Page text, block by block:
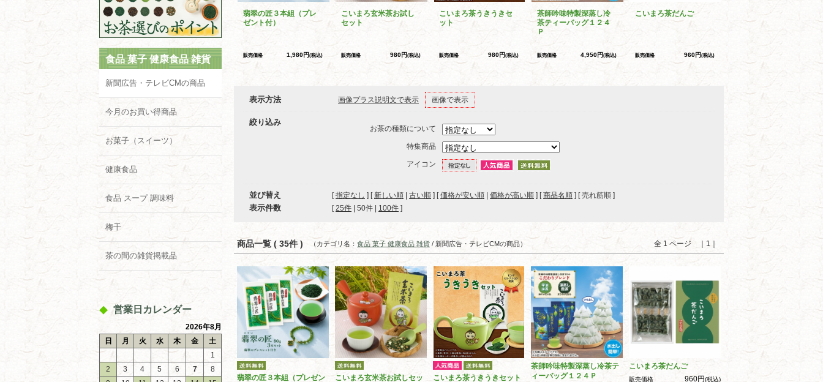
食品 菓子 健康食品 雑貨
新聞広告・テレビCMの商品
今月のお買い得商品
お菓子（スイーツ）
健康食品
食品 スープ 調味料
梅干
茶の間の雑貨掲載品
営業日カレンダー
2026年8月
日
月 火 水 木 金
土
1
2
3 4 5 6 7
8
翡翠の匠３本組（プレ
ゼント付）
販売価格 1,980円(税込)
こいまろ玄米茶お試し
セット
販売価格 980円(税込)
こいまろ茶うきうきセ
ット
販売価格 980円(税込)
茶師吟味特製深蒸し冷
茶ティーバッグ１２４
Ｐ
販売価格 4,950円(税込)
こいまろ茶だんご
販売価格 960円(税込)
表示方法 画像プラス説明文で表示 画像で表示
絞り込み
お茶の種類について
特集商品
アイコン
並び替え [指定なし ] [ 新しい順 古い順 ] [価格が安い順 価格が高い順 ] [商品名順 ] [ 売れ筋順 ]
表示件数 [ 25件 50件 100件 ]
商品一覧 ( 35件 ) 全 1 ページ ｜1｜
（カテゴリ名： 食品 菓子 健康食品 雑貨 / 新聞広告・テレビCMの商品）
翡翠の匠３本組（プレゼン
こいまろ玄米茶お試しセッ
こいまろ茶うきうきセット
茶師吟味特製深蒸し冷茶テ
ィーバッグ１２４Ｐ
こいまろ茶だんご
販売価格 960円(税込)